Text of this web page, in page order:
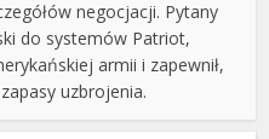
negocjacji. Pytany
do systemów Patriot,
armii i zapewnił,
uzbrojenia.